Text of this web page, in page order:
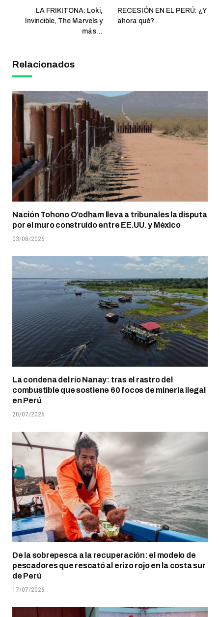
LA FRIKITONA: Loki,
Invincible, The Marvels y
más…
RECESIÓN EN EL PERÚ: ¿Y
ahora qué?
Relacionados
Nación Tohono O’odham lleva a tribunales la disputa
por el muro construído entre EE.UU. y México
03/08/2026
La condena del río Nanay: tras el rastro del
combustible que sostiene 60 focos de minería ilegal
en Perú
20/07/2026
De la sobrepesca a la recuperación: el modelo de
pescadores que rescató al erizo rojo en la costa sur
de Perú
17/07/2026